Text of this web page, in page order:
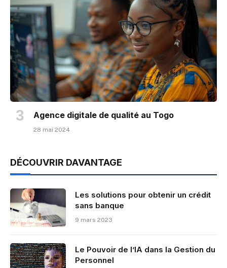
Agence digitale de qualité au Togo
28 mai 2024
DÉCOUVRIR DAVANTAGE
Les solutions pour obtenir un crédit
sans banque
9 mars 2023
Le Pouvoir de l’IA dans la Gestion du
Personnel